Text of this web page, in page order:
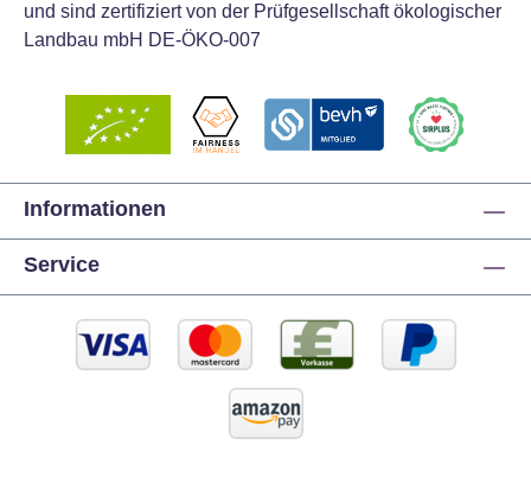
und sind zertifiziert von der Prüfgesellschaft ökologischer
Landbau mbH DE-ÖKO-007
Informationen
Service